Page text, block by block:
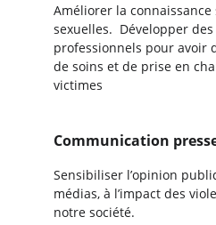
Améliorer la connaissance
sexuelles.  Développer
professionnels pour avoir
de soins et de prise en
victimes
Communication
Sensibiliser l’opinion
médias, à l’impact des
notre société.